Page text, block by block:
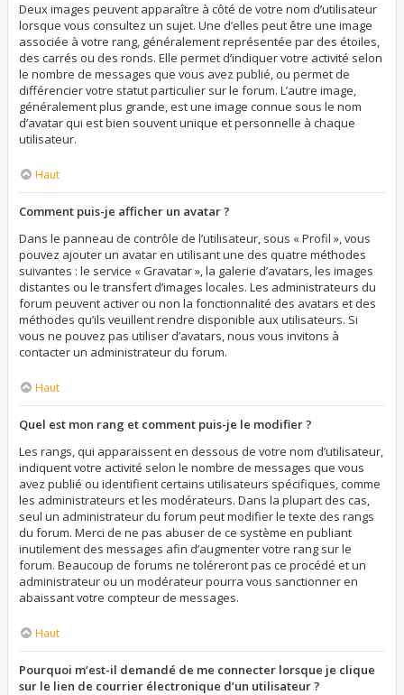
Deux images peuvent apparaître à côté de votre nom d’utilisateur
lorsque vous consultez un sujet. Une d’elles peut être une image
associée à votre rang, généralement représentée par des étoiles,
des carrés ou des ronds. Elle permet d’indiquer votre activité selon
le nombre de messages que vous avez publié, ou permet de
différencier votre statut particulier sur le forum. L’autre image,
généralement plus grande, est une image connue sous le nom
d’avatar qui est bien souvent unique et personnelle à chaque
utilisateur.
Haut
Comment puis-je afficher un avatar ?
Dans le panneau de contrôle de l’utilisateur, sous « Profil », vous
pouvez ajouter un avatar en utilisant une des quatre méthodes
suivantes : le service « Gravatar », la galerie d’avatars, les images
distantes ou le transfert d’images locales. Les administrateurs du
forum peuvent activer ou non la fonctionnalité des avatars et des
méthodes qu’ils veuillent rendre disponible aux utilisateurs. Si
vous ne pouvez pas utiliser d’avatars, nous vous invitons à
contacter un administrateur du forum.
Haut
Quel est mon rang et comment puis-je le modifier ?
Les rangs, qui apparaissent en dessous de votre nom d’utilisateur,
indiquent votre activité selon le nombre de messages que vous
avez publié ou identifient certains utilisateurs spécifiques, comme
les administrateurs et les modérateurs. Dans la plupart des cas,
seul un administrateur du forum peut modifier le texte des rangs
du forum. Merci de ne pas abuser de ce système en publiant
inutilement des messages afin d’augmenter votre rang sur le
forum. Beaucoup de forums ne toléreront pas ce procédé et un
administrateur ou un modérateur pourra vous sanctionner en
abaissant votre compteur de messages.
Haut
Pourquoi m’est-il demandé de me connecter lorsque je clique
sur le lien de courrier électronique d’un utilisateur ?